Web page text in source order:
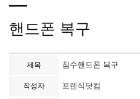
핸드폰 복구
제목 침수핸드폰 복구
작성자 포렌식닷컴